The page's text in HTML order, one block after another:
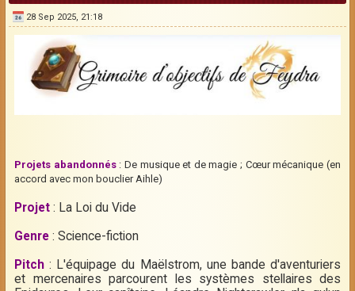
28 Sep 2025, 21:18
Projets abandonnés: De musique et de magie ; Cœur mécanique (en
accord avec mon bouclier Aihle)
Projet : La Loi du Vide
Genre : Science-fiction
Pitch : L'équipage du Maëlstrom, une bande d'aventuriers
et mercenaires parcourent les systèmes stellaires des